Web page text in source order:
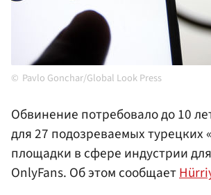
Pavlo Gonchar/Global Look Press
Обвинение потребовало до 10
для 27 подозреваемых турецких
площадки в сфере индустрии
OnlyFans. Об этом сообщает